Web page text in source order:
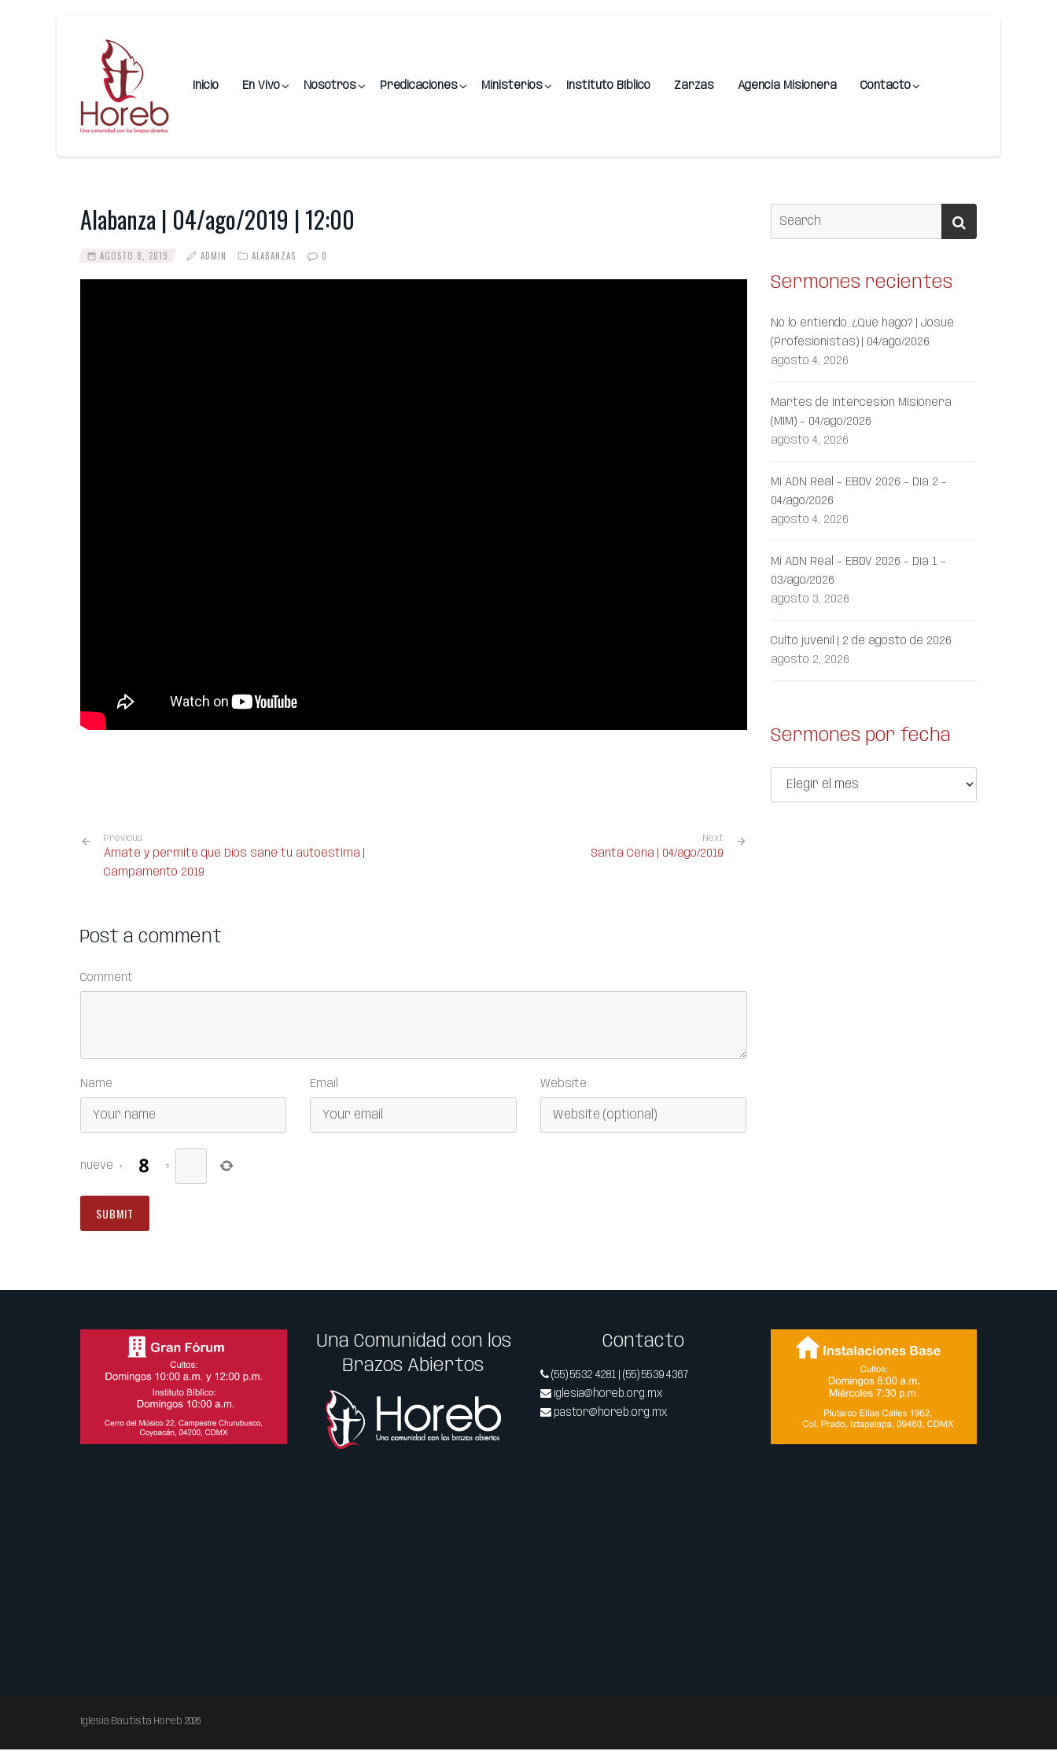
Inicio En Vivo Nosotros Predicaciones Ministerios Instituto Bíblico Zarzas Agencia Misionera Contacto
Alabanza | 04/ago/2019 | 12:00
AGOSTO 8, 2019 ADMIN ALABANZAS 0
Previous
Ámate y permite que Dios sane tu autoestima |
Campamento 2019
Next
Santa Cena | 04/ago/2019
Post a comment
Comment
Name Email Website
nueve × =
Sermones recientes
No lo entiendo. ¿Qué hago? | Josué
(Profesionistas) | 04/ago/2026
agosto 4, 2026
Martes de Intercesión Misionera
(MIM) – 04/ago/2026
agosto 4, 2026
Mi ADN Real – EBDV 2026 – Día 2 –
04/ago/2026
agosto 4, 2026
Mi ADN Real – EBDV 2026 – Día 1 –
03/ago/2026
agosto 3, 2026
Culto juvenil | 2 de agosto de 2026
agosto 2, 2026
Sermones por fecha
Una Comunidad con los
Brazos Abiertos
Contacto
(55) 5532 4281 | (55) 5539 4367
iglesia@horeb.org.mx
pastor@horeb.org.mx
Iglesia Bautista Horeb 2026